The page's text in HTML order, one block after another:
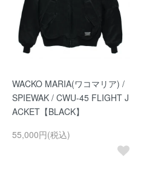
WACKO MARIA(ワコマリア) /
SPIEWAK / CWU-45 FLIGHT J
ACKET【BLACK】
55,000円(税込)